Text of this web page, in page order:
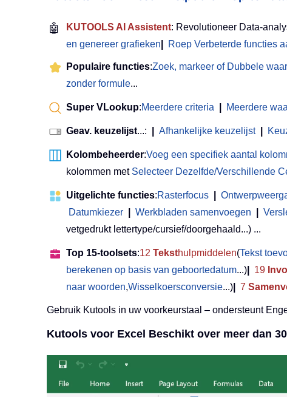
🤖 KUTOOLS AI Assistent: Revolutioneer Data-
en genereer grafieken
Roep Verbeterde functies
Populaire functies:Zoek, markeer of Dubbele
zonder formule...
Super VLookup:Meerdere criteria Meerdere
Geav. keuzelijst...: Afhankelijke keuzelijst
Kolombeheerder:Voeg een specifiek aantal
kolommen met Selecteer Dezelfde/Verschillende
Uitgelichte functies:Rasterfocus
Datumkiezer
Werkbladen samenvoegen
vetgedrukt lettertype/cursief/doorgehaald...) ...
Top 15-toolsets:12 Teksthulpmiddelen(Tekst
berekenen op basis van geboortedatum...) 19
naar woorden,Wisselkoersconversie...) 7
Gebruik Kutools in uw voorkeurstaal – ondersteunt
Kutools voor Excel Beschikt over meer dan